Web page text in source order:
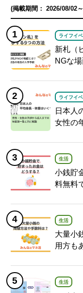
(掲載期間： 2026/08/02
ライフイ
新札（
NGな
ライフイ
日本人
女性の
生活
小銭貯
料無料
生活
大量小
用方も
生活